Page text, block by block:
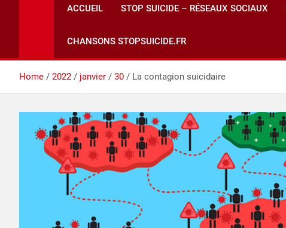
ACCUEIL STOP SUICIDE – RÉSEAUX SOCIAUX
CHANSONS STOPSUICIDE.FR
Home 2022 janvier 30 La contagion suicidaire